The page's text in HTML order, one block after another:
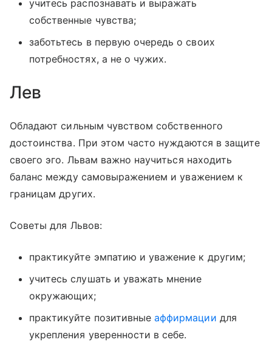
учитесь распознавать и выражать
собственные чувства;
заботьтесь в первую очередь о своих
потребностях, а не о чужих.
Лев
Обладают сильным чувством собственного
достоинства. При этом часто нуждаются в защите
своего эго. Львам важно научиться находить
баланс между самовыражением и уважением к
границам других.
Советы для Львов:
практикуйте эмпатию и уважение к другим;
учитесь слушать и уважать мнение
окружающих;
практикуйте позитивныеаффирмации для
укрепления уверенности в себе.